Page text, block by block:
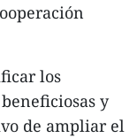
los
y
de ampliar el